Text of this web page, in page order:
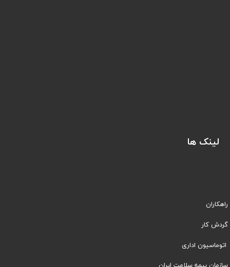
لینک ها
راهکاران
​​گردش کار
اتوماسیون اداری